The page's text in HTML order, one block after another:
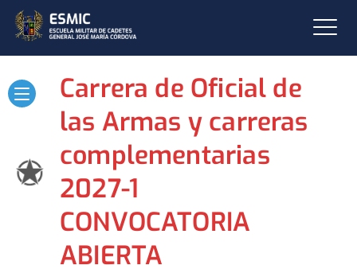
Carrera de Oficial de
las Armas y carreras
complementarias
2027-1
CONVOCATORIA
ABIERTA